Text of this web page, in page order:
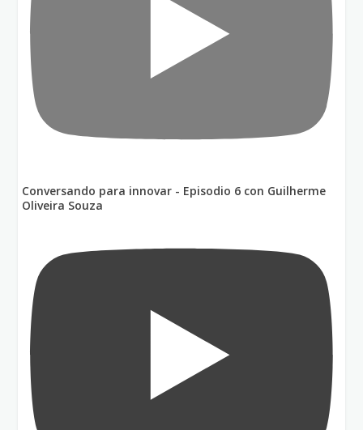
Conversando para innovar - Episodio 6 con Guilherme
Oliveira Souza